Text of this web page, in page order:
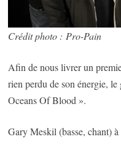
Crédit photo : Pro-Pain
Afin de nous livrer un
rien perdu de son énergie,
Oceans Of Blood ».
Gary Meskil (basse, chant)